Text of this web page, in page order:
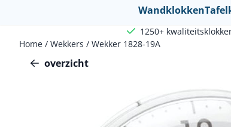
Wandklokken
1250+
Home / Wekkers / Wekker 1828-19A
overzicht